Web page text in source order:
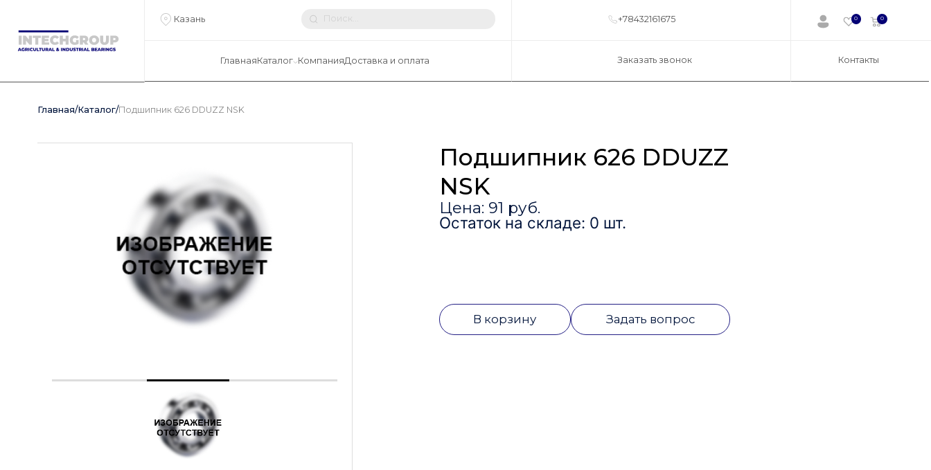
Казань +78432161675 0 0
ГлавнаяКаталог КомпанияДоставка и оплата Заказать звонок Контакты
Главная/Каталог/Подшипник 626 DDUZZ NSK
Подшипник 626 DDUZZ
NSK
Цена: 91 руб.
Остаток на складе: 0 шт.
В корзину Задать вопрос